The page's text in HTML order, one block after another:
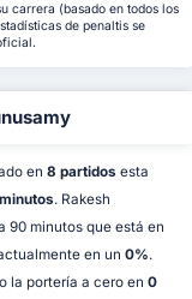
carrera (basado en todos los
de penaltis se
en 8 partidos esta
. Rakesh
90 minutos que está en
en un 0%.
la portería a cero en 0